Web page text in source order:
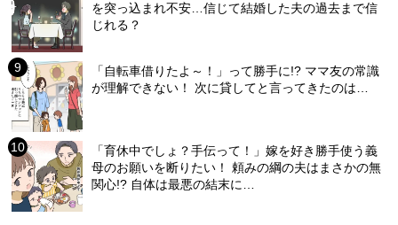
を突っ込まれ不安…信じて結婚した夫の過去まで信
じれる？
「自転車借りたよ～！」って勝手に!? ママ友の常識
が理解できない！ 次に貸してと言ってきたのは…
「育休中でしょ？手伝って！」嫁を好き勝手使う義
母のお願いを断りたい！ 頼みの綱の夫はまさかの無
関心!? 自体は最悪の結末に…